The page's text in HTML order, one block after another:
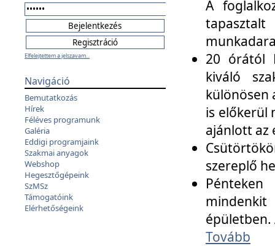
Elfelejtettem a jelszavam...
Navigáció
Bemutatkozás
Hírek
Féléves programunk
Galéria
Eddigi programjaink
Szakmai anyagok
Webshop
Hegesztőgépeink
SzMSz
Támogatóink
Elérhetőségeink
A
20 órától
kiváló
különösen
is előkerül
ajánlott az
szereplő
épületben.
Tovább